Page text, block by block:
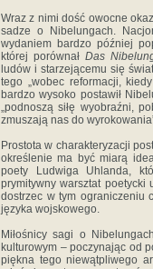
Wraz z nimi dość owocne
sadze o Nibelungach.
wydaniem bardzo później
której porównał Das
ludów i starzejącemu się
tego „wobec reformacji,
bardzo wysoko postawił
„podnoszą siłę wyobraźni,
zmuszają nas do
Prostota w charakteryzacji
określenie ma być miarą
poety Ludwiga Uhlanda,
prymitywny warsztat
dostrzec w tym ograniczeniu
języka wojskowego.
Miłośnicy sagi o
kulturowym – poczynając od
piękna tego niewątpliwego